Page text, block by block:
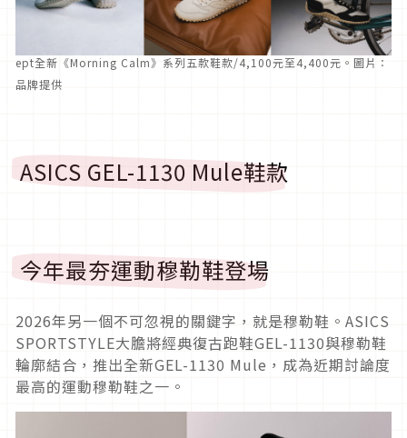
ept全新《Morning Calm》系列五款鞋款/4,100元至4,400元。圖片：
品牌提供
ASICS GEL-1130 Mule鞋款
今年最夯運動穆勒鞋登場
2026年另一個不可忽視的關鍵字，就是穆勒鞋。ASICS
SPORTSTYLE大膽將經典復古跑鞋GEL-1130與穆勒鞋
輪廓結合，推出全新GEL-1130 Mule，成為近期討論度
最高的運動穆勒鞋之一。